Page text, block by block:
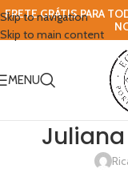
Skip to navigation
Skip to main content
FRETE GRÁTIS PARA
MENU